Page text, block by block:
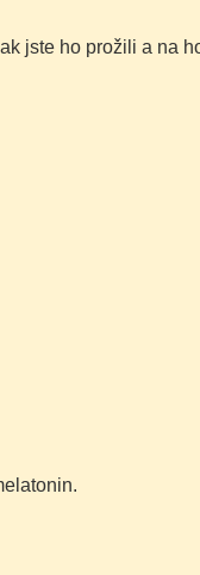
jste ho prožili a na